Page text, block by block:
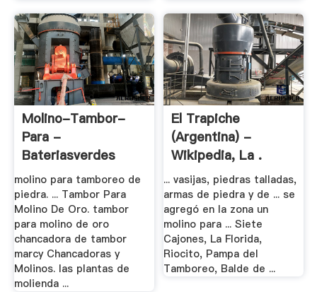
Molino-Tambor-
Para -
Bateriasverdes
molino para tamboreo de
piedra. ... Tambor Para
Molino De Oro. tambor
para molino de oro
chancadora de tambor
marcy Chancadoras y
Molinos. las plantas de
molienda ...
El Trapiche
(Argentina) -
Wikipedia, La .
... vasijas, piedras talladas,
armas de piedra y de ... se
agregó en la zona un
molino para ... Siete
Cajones, La Florida,
Riocito, Pampa del
Tamboreo, Balde de ...